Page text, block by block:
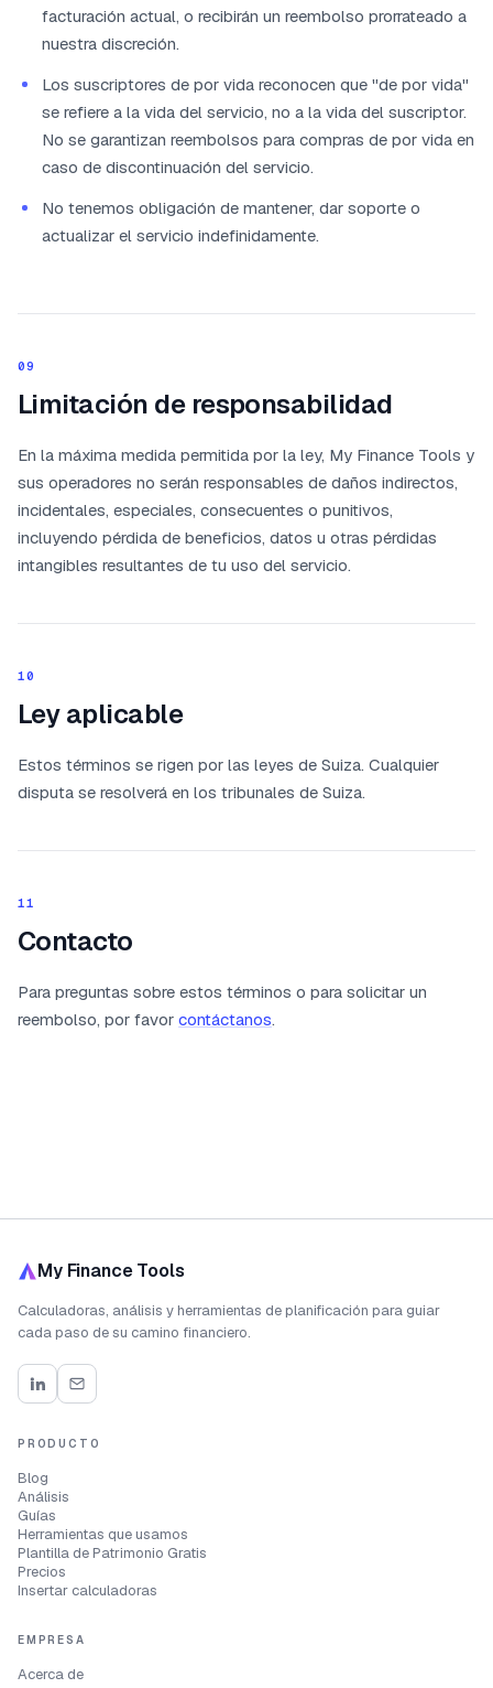
facturación actual, o recibirán un reembolso prorrateado a
nuestra discreción.
Los suscriptores de por vida reconocen que "de por vida"
se refiere a la vida del servicio, no a la vida del suscriptor.
No se garantizan reembolsos para compras de por vida en
caso de discontinuación del servicio.
No tenemos obligación de mantener, dar soporte o
actualizar el servicio indefinidamente.
09
Limitación de responsabilidad
En la máxima medida permitida por la ley, My Finance Tools y
sus operadores no serán responsables de daños indirectos,
incidentales, especiales, consecuentes o punitivos,
incluyendo pérdida de beneficios, datos u otras pérdidas
intangibles resultantes de tu uso del servicio.
10
Ley aplicable
Estos términos se rigen por las leyes de Suiza. Cualquier
disputa se resolverá en los tribunales de Suiza.
11
Contacto
Para preguntas sobre estos términos o para solicitar un
reembolso, por favor contáctanos.
My Finance Tools
Calculadoras, análisis y herramientas de planificación para guiar
cada paso de su camino financiero.
PRODUCTO
Blog
Análisis
Guías
Herramientas que usamos
Plantilla de Patrimonio Gratis
Precios
Insertar calculadoras
EMPRESA
Acerca de